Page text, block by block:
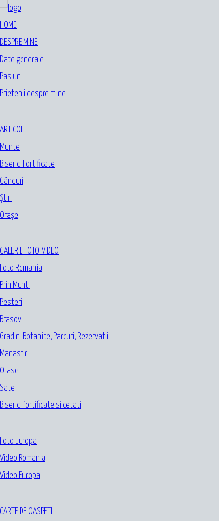
HOME
DESPRE MINE
Date generale
Pasiuni
Prietenii despre mine
ARTICOLE
Munte
Biserici Fortificate
Gânduri
Ştiri
Oraşe
GALERIE FOTO-VIDEO
Foto Romania
Prin Munti
Pesteri
Brasov
Gradini Botanice, Parcuri, Rezervatii
Manastiri
Orase
Sate
Biserici fortificate si cetati
Foto Europa
Video Romania
Video Europa
CARTE DE OASPETI